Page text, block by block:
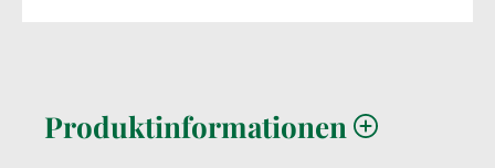
Produktinformationen